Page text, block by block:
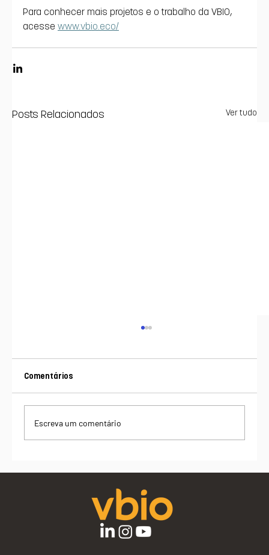
Para conhecer mais projetos e o trabalho da VBIO,
acesse www.vbio.eco/
Posts Relacionados Ver tudo
Comentários
Escreva um comentário